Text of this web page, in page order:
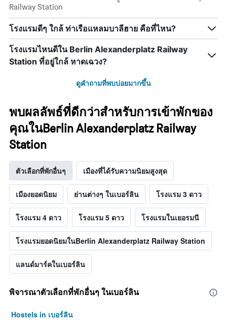
Railway Station
โรงแรมดีๆ ใกล้ ท่าเรือแหลมบาลีฮาย คือที่ไหน?
โรงแรมไหนดีใน Berlin Alexanderplatz Railway
Station ที่อยู่ใกล้ หาดเฉวง?
ดูคำถามที่พบบ่อยมากขึ้น
พบผลลัพธ์ที่ดีกว่าสำหรับการเข้าพักของ
คุณในBerlin Alexanderplatz Railway
Station
ตัวเลือกที่พักอื่นๆ เมืองที่ได้รับความนิยมสูงสุด
เมืองยอดนิยม ย่านต่างๆ ในเบอร์ลิน โรงแรม 3 ดาว
โรงแรม 4 ดาว โรงแรม 5 ดาว โรงแรมในเยอรมนี
โรงแรมยอดนิยมในBerlin Alexanderplatz Railway Station
แลนด์มาร์คในเบอร์ลิน
พิจารณาตัวเลือกที่พักอื่นๆ ในเบอร์ลิน
Hostels in เบอร์ลิน